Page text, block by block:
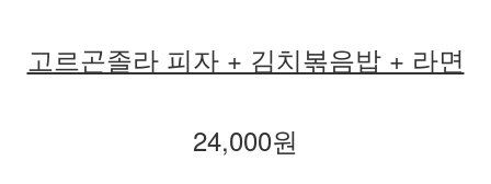
고르곤졸라 피자 + 김치볶음밥 + 라면
24,000원